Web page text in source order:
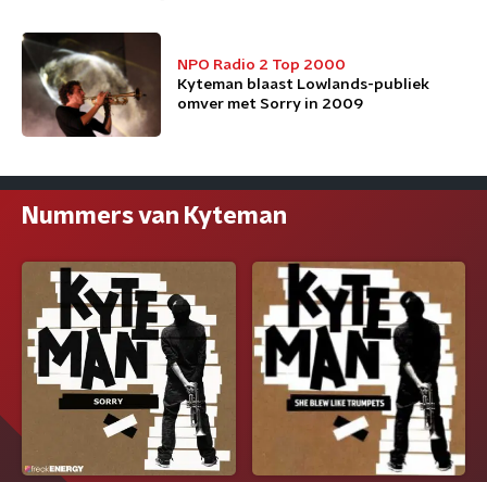
NPO Radio 2 Top 2000
Kyteman blaast Lowlands-publiek
omver met Sorry in 2009
Nummers van Kyteman